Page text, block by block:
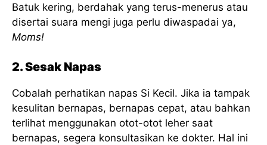
Batuk kering, berdahak yang terus-menerus atau
disertai suara mengi juga perlu diwaspadai ya,
Moms!
2. Sesak Napas
Cobalah perhatikan napas Si Kecil. Jika ia tampak
kesulitan bernapas, bernapas cepat, atau bahkan
terlihat menggunakan otot-otot leher saat
bernapas, segera konsultasikan ke dokter. Hal ini